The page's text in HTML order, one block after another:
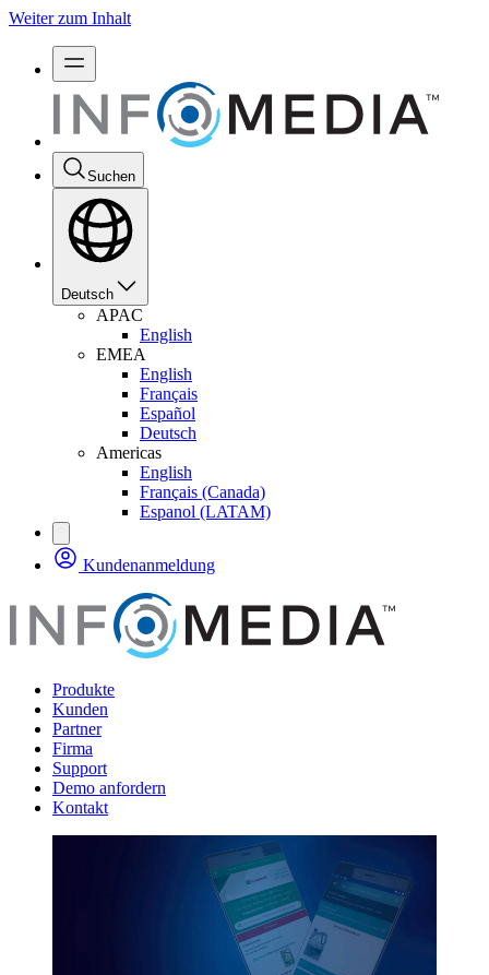
Weiter zum Inhalt
Suchen
Deutsch
APAC
English
EMEA
English
Français
Español
Deutsch
Americas
English
Français (Canada)
Espanol (LATAM)
Kundenanmeldung
Produkte
Kunden
Partner
Firma
Support
Demo anfordern
Kontakt